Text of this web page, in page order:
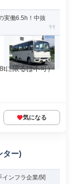
実働6.5h！中抜
に限るは不可）
気になる
ター)
ンフラ企業/関